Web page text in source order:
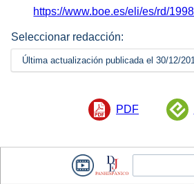
https://www.boe.es/eli/es/rd/
Seleccionar redacción:
Última actualización publicada el 30/12/
PDF